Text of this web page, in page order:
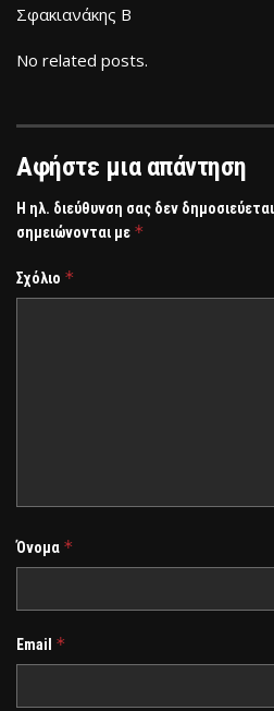
Σφακιανάκης Β
No related posts.
Αφήστε μια απάντηση
Η ηλ. διεύθυνση σας δεν
σημειώνονται με *
Σχόλιο *
Όνομα *
Email *